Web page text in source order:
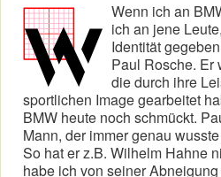
Wenn ich an
ich an jene
Identität
Paul Rosche. Er
die durch ihre
sportlichen Image gearbeitet
BMW heute noch schmückt.
Mann, der immer genau
So hat er z.B. Wilhelm Hahne
habe ich von seiner